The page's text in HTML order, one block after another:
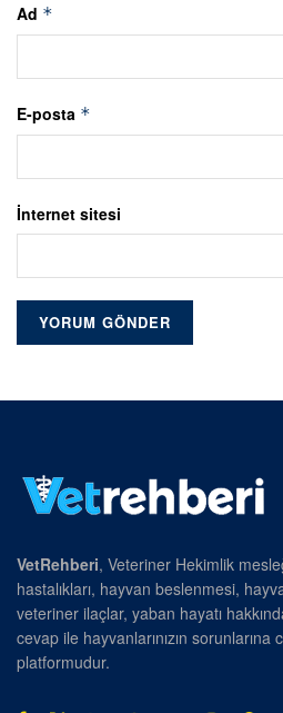
Ad *
E-posta *
İnternet sitesi
VetRehberi, Veteriner Hekimlik
hastalıkları, hayvan beslenmesi,
veteriner ilaçlar, yaban hayatı
cevap ile hayvanlarınızın
platformudur.